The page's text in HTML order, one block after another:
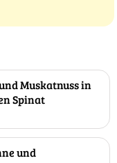
Muskatnuss in
Spinat
und